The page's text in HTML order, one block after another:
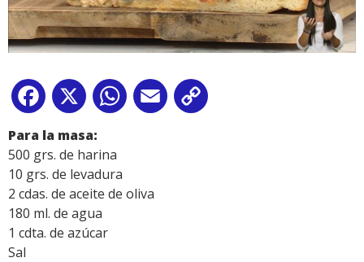
Facebook
X WhatsApp
Email
Para la masa:
500 grs. de harina
10 grs. de levadura
2 cdas. de aceite de oliva
180 ml. de agua
1 cdta. de azúcar
Sal